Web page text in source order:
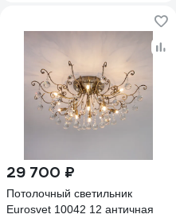
29 700 ₽
Потолочный светильник
Eurosvet 10042 12 античная